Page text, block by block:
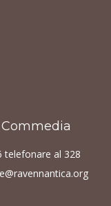
telefonare al 328